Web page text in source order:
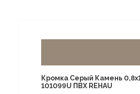
Кромка Серый Камень
101099U ПВХ REHAU